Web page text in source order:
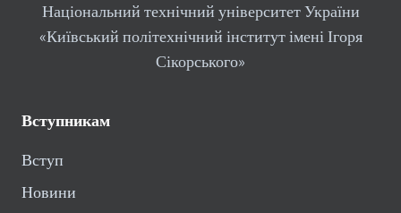
Національний технічний університет України
«Київський політехнічний інститут імені Ігоря
Сікорського»
Вступникам
Вступ
Новини